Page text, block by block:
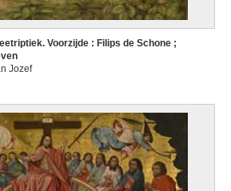
Voorzijde : Filips de Schone ;
Jozef